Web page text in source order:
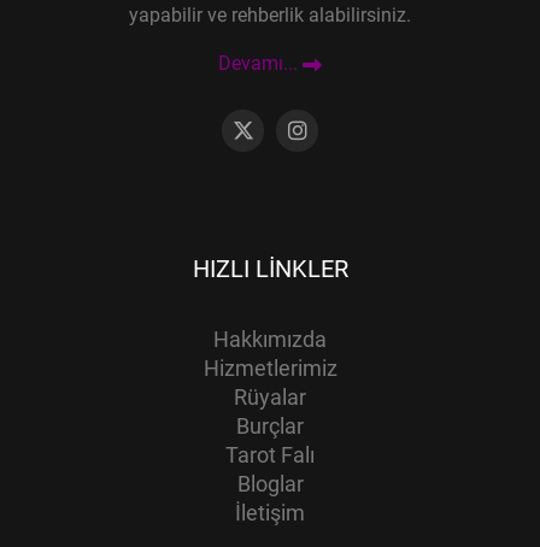
yapabilir ve rehberlik alabilirsiniz.
Devamı...
HIZLI LINKLER
Hakkımızda
Hizmetlerimiz
Rüyalar
Burçlar
Tarot Falı
Bloglar
İletişim